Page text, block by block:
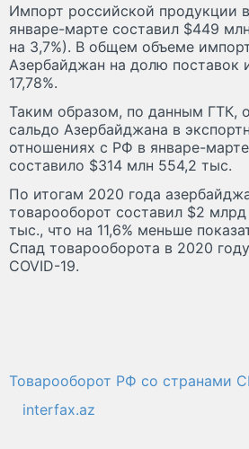
Импорт российской продукции
январе-марте составил $449
на 3,7%). В общем объеме
Азербайджан на долю поставок
17,78%.
Таким образом, по данным ГТК,
сальдо Азербайджана в
отношениях с РФ в январе-
составило $314 млн 554,2 тыс.
По итогам 2020 года
товарооборот составил $2
тыс., что на 11,6% меньше
Спад товарооборота в 2020
COVID-19.
Товарооборот РФ со странами
interfax.az